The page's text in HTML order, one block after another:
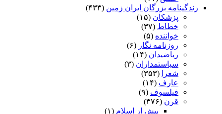
زندگینامه بزرگان ایران زمین (۴۳۳)
پزشکان (۱۵)
خطاط (۳۷)
خواننده (۵)
روزنامه نگار (۶)
ریاضیدان (۱۴)
سیاستمداران (۳)
شعرا
(۳۵۳)
عارف (۱۴)
فیلسوف (۹)
قرن (۳۷۶)
پیش از اسلام (۱)